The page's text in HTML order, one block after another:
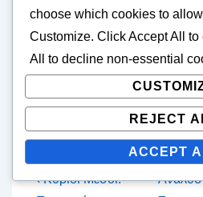
αφιερώσει την καριέρα του
λεπτομερειών του
Με υπόβαθρο στη
αγάπη για το παιχνίδι,
και ειδική ανάλυση στους
Post
Previous
‹ Κύριοι Μέσοι:
Next
choose which cookies to
Customize. ClickAccept All to
All
to decline non-essential
REJECT
ACCEPT